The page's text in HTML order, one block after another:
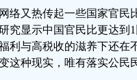
络又热传起一些国家官民
究显示中国官民比更达到
利与高税收的滋养下还
这种现实，唯有落实公